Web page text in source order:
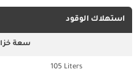
استهلاك الوقود
سعة
105 Liters